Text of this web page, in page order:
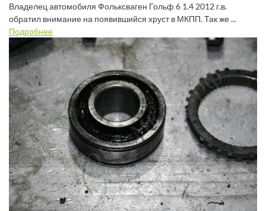
Владелец автомобиля Фольксваген Гольф 6 1.4 2012 г.в.
обратил внимание на появившийся хруст в МКПП. Так же ...
Подробнее